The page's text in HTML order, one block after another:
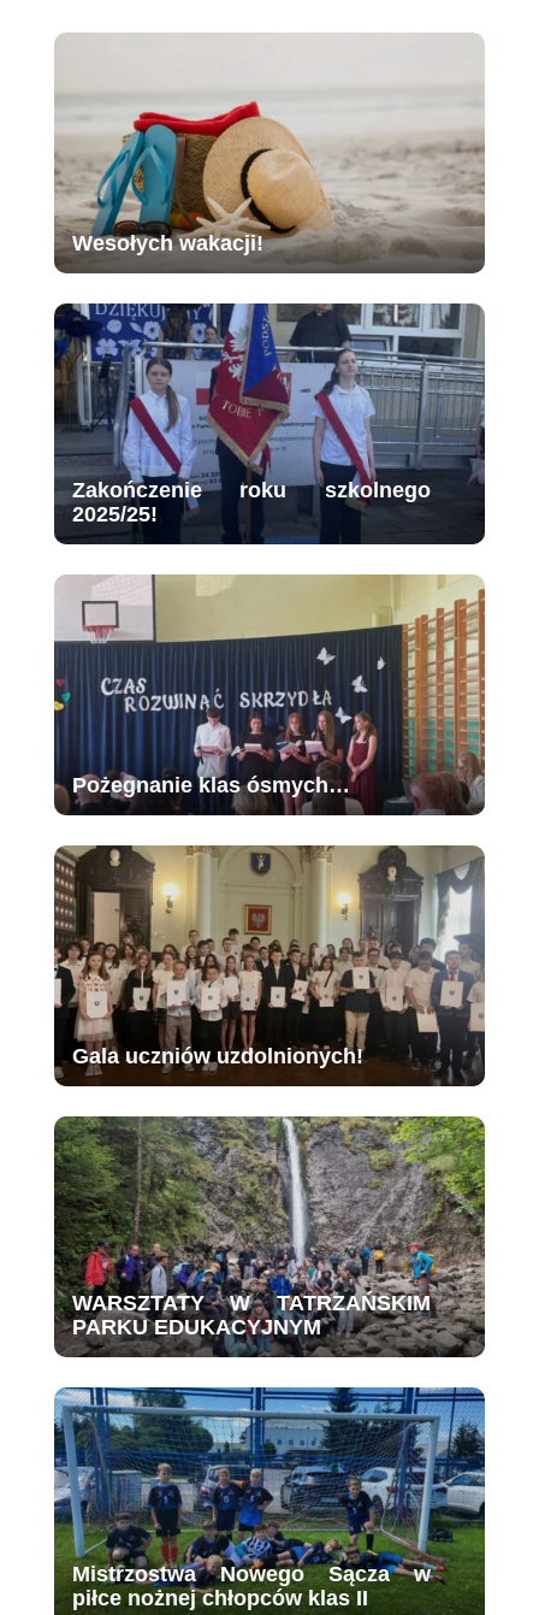
Wesołych wakacji!
Zakończenie roku szkolnego
2025/25!
Pożegnanie klas ósmych…
Gala uczniów uzdolnionych!
WARSZTATY W TATRZAŃSKIM
PARKU EDUKACYJNYM
Mistrzostwa Nowego Sącza w
piłce nożnej chłopców klas II